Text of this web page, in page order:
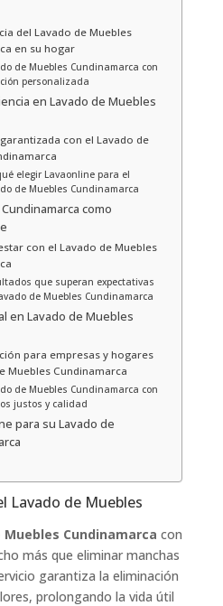
del Lavado de Muebles
en su hogar
de Muebles Cundinamarca con
personalizada
en Lavado de Muebles
con el Lavado de
elegir Lavaonline para el
de Muebles Cundinamarca
como
con el Lavado de Muebles
que superan expectativas
de Muebles Cundinamarca
en Lavado de Muebles
para empresas y hogares
Muebles Cundinamarca
de Muebles Cundinamarca con
justos y calidad
para su Lavado de
Lavado de Muebles
Muebles Cundinamarca con
más que eliminar manchas
garantiza la eliminación
prolongando la vida útil